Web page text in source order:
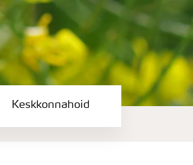
Keskkonnahoid